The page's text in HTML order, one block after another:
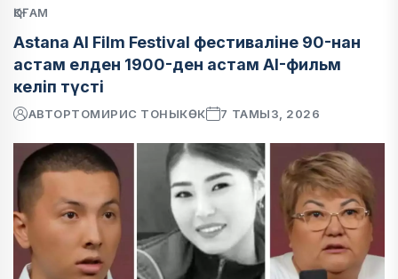
ҚОҒАМ
Astana AI Film Festival фестиваліне 90-нан
астам елден 1900-ден астам AI-фильм
келіп түсті
АВТОРТОМИРИС ТОНЫКӨК 7 ТАМЫЗ, 2026